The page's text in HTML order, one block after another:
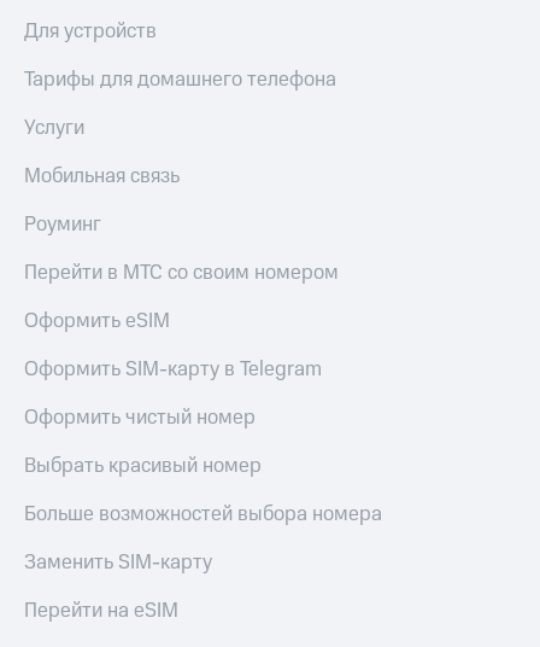
Для устройств
Тарифы для домашнего телефона
Услуги
Мобильная связь
Роуминг
Перейти в МТС со своим номером
Оформить eSIM
Оформить SIM-карту в Telegram
Оформить чистый номер
Выбрать красивый номер
Больше возможностей выбора номера
Заменить SIM-карту
Перейти на eSIM